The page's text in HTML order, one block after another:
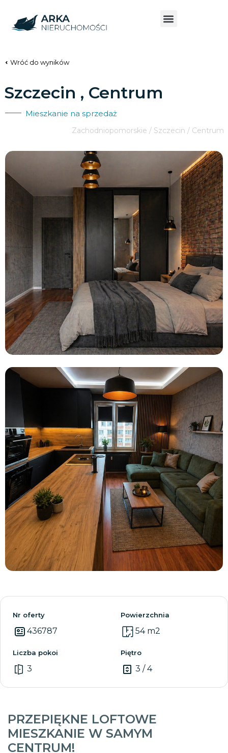
Wróć do wyników
Szczecin , Centrum
Mieszkanie na sprzedaż
Zachodniopomorskie / Szczecin / Centrum
Zobacz wszystkie
Nr oferty
436787
Powierzchnia
54 m2
Liczba pokoi
3
Piętro
3 / 4
PRZEPIĘKNE LOFTOWE
MIESZKANIE W SAMYM
CENTRUM!